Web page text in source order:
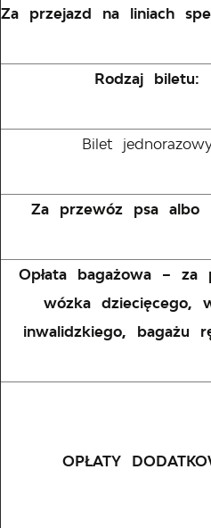
Za przejazd na liniach
Rodzaj biletu:
Bilet
Za przewóz psa albo
Opłata bagażowa – za
wózka dziecięcego,
inwalidzkiego, bagażu
OPŁATY